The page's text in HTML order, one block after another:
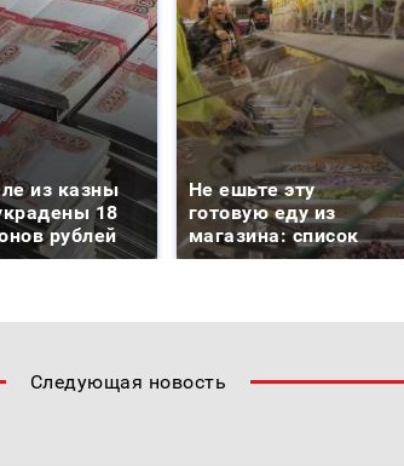
из казны
18
рублей
Не ешьте эту
готовую еду из
магазина: список
Следующая новость